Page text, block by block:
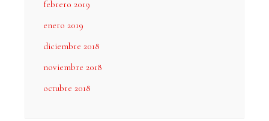
febrero 2019
enero 2019
diciembre 2018
noviembre 2018
octubre 2018